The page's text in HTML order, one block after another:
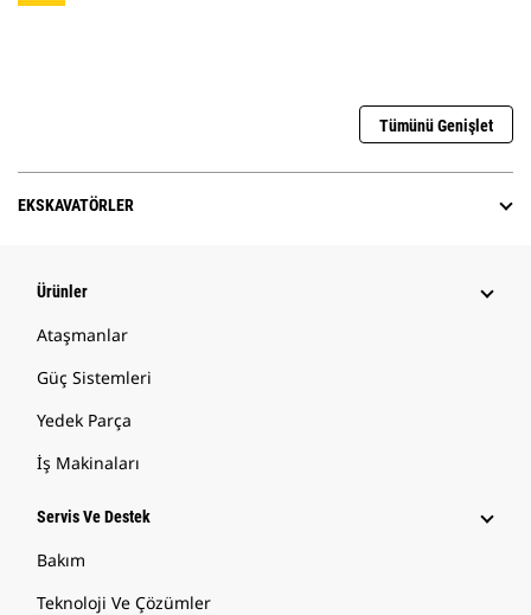
Tümünü Genişlet
EKSKAVATÖRLER
Ürünler
Ataşmanlar
Güç Sistemleri
Yedek Parça
İş Makinaları
Servis Ve Destek
Bakım
Teknoloji Ve Çözümler